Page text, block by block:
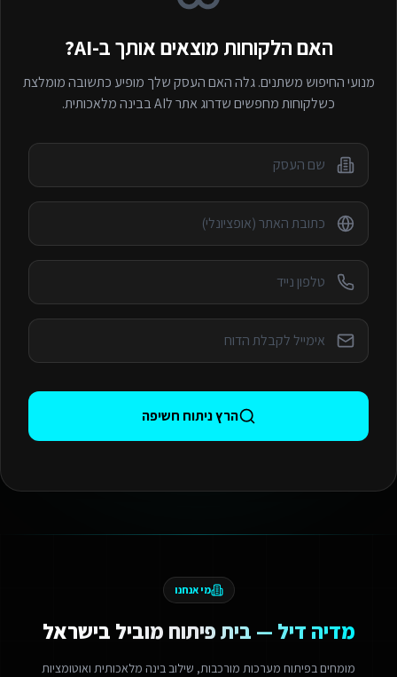
האם הלקוחות מוצאים אותך ב-AI?
מנועי החיפוש משתנים. גלה האם העסק שלך מופיע כתשובה מומלצת
כשלקוחות מחפשיםשדרוג אתר לAI בבינה מלאכותית.
הרץ ניתוח חשיפה
מי אנחנו
מדיה דיל — בית פיתוח מוביל בישראל
מומחים בפיתוח מערכות מורכבות, שילוב בינה מלאכותית ואוטומציות